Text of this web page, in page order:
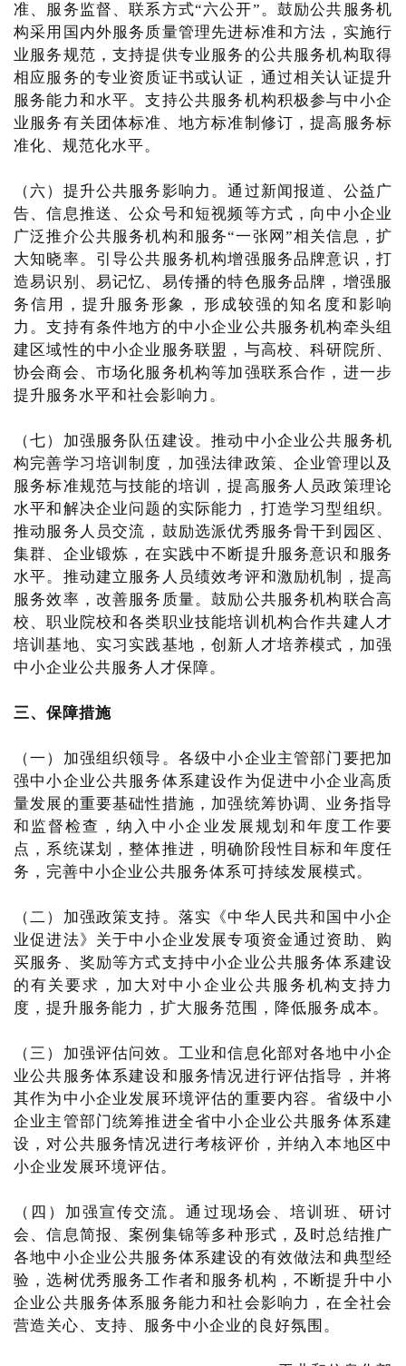
准、服务监督、联系方式“六公开”。鼓励公共服务机
构采用国内外服务质量管理先进标准和方法，实施行
业服务规范，支持提供专业服务的公共服务机构取得
相应服务的专业资质证书或认证，通过相关认证提升
服务能力和水平。支持公共服务机构积极参与中小企
业服务有关团体标准、地方标准制修订，提高服务标
准化、规范化水平。
（六）提升公共服务影响力。通过新闻报道、公益广
告、信息推送、公众号和短视频等方式，向中小企业
广泛推介公共服务机构和服务“一张网”相关信息，扩
大知晓率。引导公共服务机构增强服务品牌意识，打
造易识别、易记忆、易传播的特色服务品牌，增强服
务信用，提升服务形象，形成较强的知名度和影响
力。支持有条件地方的中小企业公共服务机构牵头组
建区域性的中小企业服务联盟，与高校、科研院所、
协会商会、市场化服务机构等加强联系合作，进一步
提升服务水平和社会影响力。
（七）加强服务队伍建设。推动中小企业公共服务机
构完善学习培训制度，加强法律政策、企业管理以及
服务标准规范与技能的培训，提高服务人员政策理论
水平和解决企业问题的实际能力，打造学习型组织。
推动服务人员交流，鼓励选派优秀服务骨干到园区、
集群、企业锻炼，在实践中不断提升服务意识和服务
水平。推动建立服务人员绩效考评和激励机制，提高
服务效率，改善服务质量。鼓励公共服务机构联合高
校、职业院校和各类职业技能培训机构合作共建人才
培训基地、实习实践基地，创新人才培养模式，加强
中小企业公共服务人才保障。
三、保障措施
（一）加强组织领导。各级中小企业主管部门要把加
强中小企业公共服务体系建设作为促进中小企业高质
量发展的重要基础性措施，加强统筹协调、业务指导
和监督检查，纳入中小企业发展规划和年度工作要
点，系统谋划，整体推进，明确阶段性目标和年度任
务，完善中小企业公共服务体系可持续发展模式。
（二）加强政策支持。落实《中华人民共和国中小企
业促进法》关于中小企业发展专项资金通过资助、购
买服务、奖励等方式支持中小企业公共服务体系建设
的有关要求，加大对中小企业公共服务机构支持力
度，提升服务能力，扩大服务范围，降低服务成本。
（三）加强评估问效。工业和信息化部对各地中小企
业公共服务体系建设和服务情况进行评估指导，并将
其作为中小企业发展环境评估的重要内容。省级中小
企业主管部门统筹推进全省中小企业公共服务体系建
设，对公共服务情况进行考核评价，并纳入本地区中
小企业发展环境评估。
（四）加强宣传交流。通过现场会、培训班、研讨
会、信息简报、案例集锦等多种形式，及时总结推广
各地中小企业公共服务体系建设的有效做法和典型经
验，选树优秀服务工作者和服务机构，不断提升中小
企业公共服务体系服务能力和社会影响力，在全社会
营造关心、支持、服务中小企业的良好氛围。